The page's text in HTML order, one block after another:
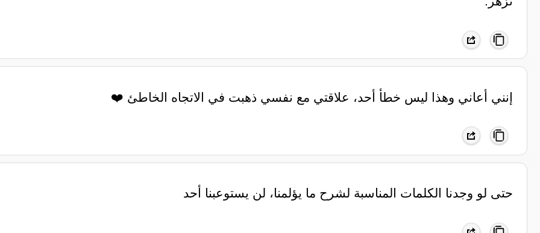
‏إنني أعاني وهذا ليس خطأ أحد، علاقتي مع نفسي ذهبت في الاتجاه الخاطئ ❤️
‏حتى لو وجدنا الكلمات المناسبة لشرح ما يؤلمنا، لن يستوعبنا أحد